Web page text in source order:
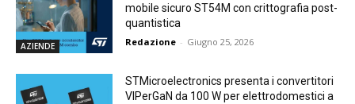
AZIENDE
mobile sicuro ST54M con crittografia post-
quantistica
Redazione - Giugno 25, 2026
STMicroelectronics presenta i convertitori
VIPerGaN da 100 W per elettrodomestici a